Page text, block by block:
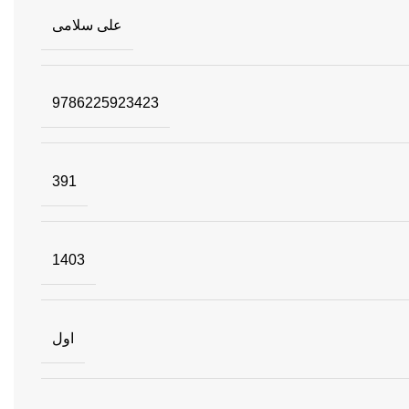
علی سلامی
9786225923423
391
1403
اول